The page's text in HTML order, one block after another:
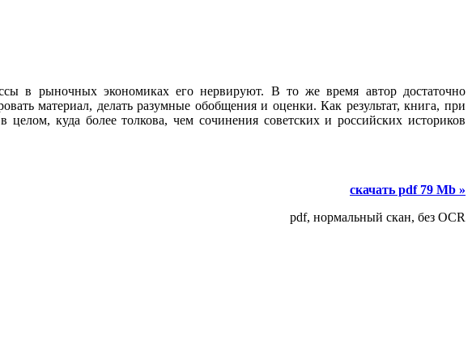
в рыночных экономиках его нервируют. В то же время автор достаточно
материал, делать разумные обобщения и оценки. Как результат, книга, при
куда более толкова, чем сочинения советских и российских историков
скачать pdf 79 Mb »
pdf, нормальный скан, без OCR